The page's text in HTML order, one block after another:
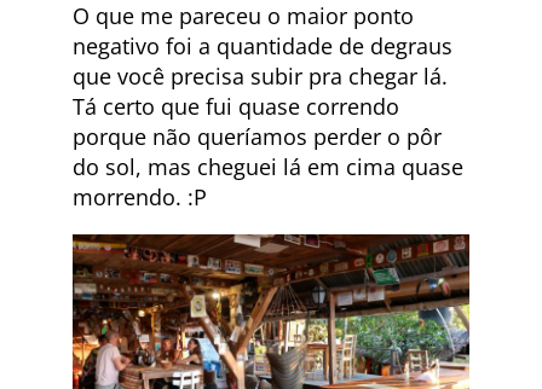
O que me pareceu o maior ponto
negativo foi a quantidade de degraus
que você precisa subir pra chegar lá.
Tá certo que fui quase correndo
porque não queríamos perder o pôr
do sol, mas cheguei lá em cima quase
morrendo. :P